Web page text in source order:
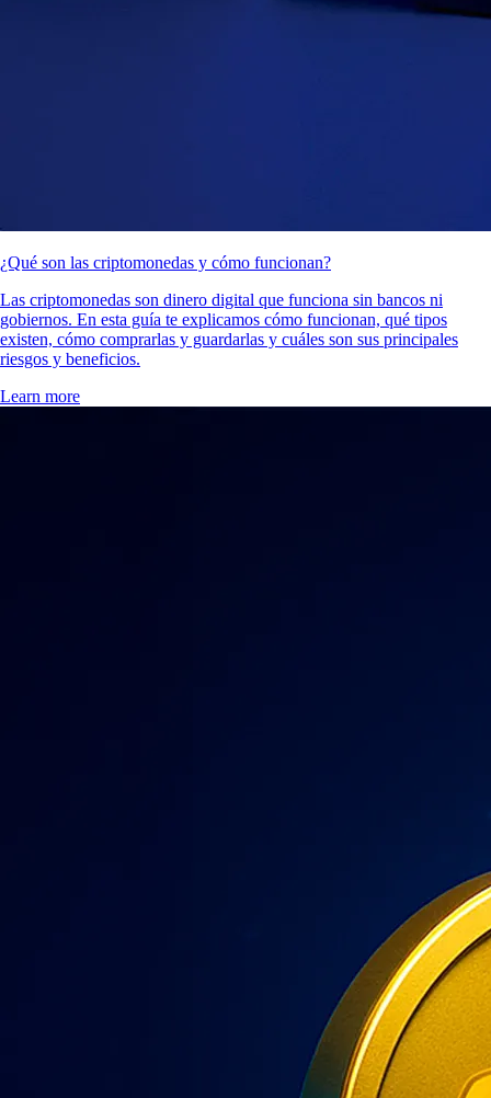
¿Qué son las criptomonedas y cómo funcionan?
Las criptomonedas son dinero digital que funciona sin bancos ni
gobiernos. En esta guía te explicamos cómo funcionan, qué tipos
existen, cómo comprarlas y guardarlas y cuáles son sus principales
riesgos y beneficios.
Learn more